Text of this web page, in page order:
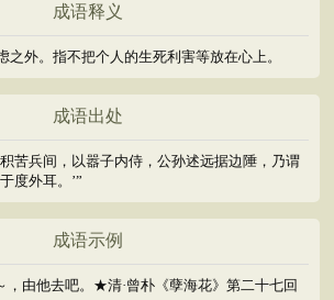
成语释义
之外。指不把个人的生死利害等放在心上。
成语出处
积苦兵间，以嚣子内侍，公孙述远据边陲，乃谓
度外耳。’”
成语示例
，由他去吧。★清·曾朴《孽海花》第二十七回